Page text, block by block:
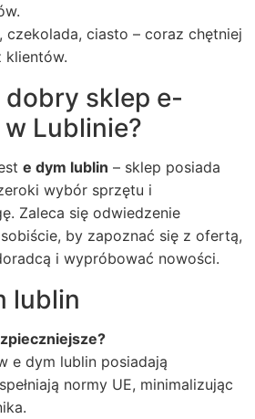
czekolada, ciasto – coraz chętniej
klientów.
dobry sklep e-
Lublinie?
e dym lublin – sklep posiada
wybór sprzętu i
Zaleca się odwiedzenie
by zapoznać się z ofertą,
i wypróbować nowości.
lublin
e dym lublin posiadają
normy UE, minimalizując